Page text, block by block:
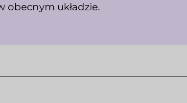
obecnym układzie.